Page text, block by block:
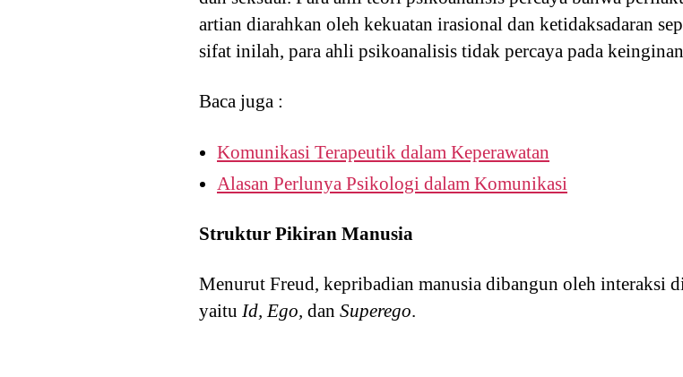
artian diarahkan oleh kekuatan irasional dan ketidaksadaran
sifat inilah, para ahli psikoanalisis tidak percaya pada
Baca juga :
Komunikasi Terapeutik dalam Keperawatan
Alasan Perlunya Psikologi dalam Komunikasi
Struktur Pikiran Manusia
Menurut Freud, kepribadian manusia dibangun oleh interaksi
yaitu Id, Ego, dan Superego.